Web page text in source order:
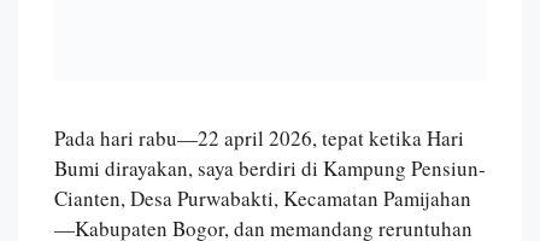
Pada hari rabu—22 april 2026, tepat ketika Hari
Bumi dirayakan, saya berdiri di Kampung Pensiun-
Cianten, Desa Purwabakti, Kecamatan Pamijahan
—Kabupaten Bogor, dan memandang reruntuhan